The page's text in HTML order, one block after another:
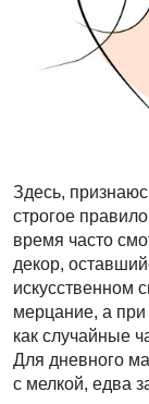
Здесь,
строгое
время часто
декор,
искусственном
мерцание, а при
как случайные
Для дневного
с мелкой, едва